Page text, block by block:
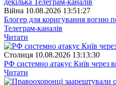
Війна 10.08.2026 13:51:27
Блогер для коригування вогню
Телеграм-каналів
Читати
Столиця 10.08.2026 13:13:30
РФ системно атакує Київ через
Читати